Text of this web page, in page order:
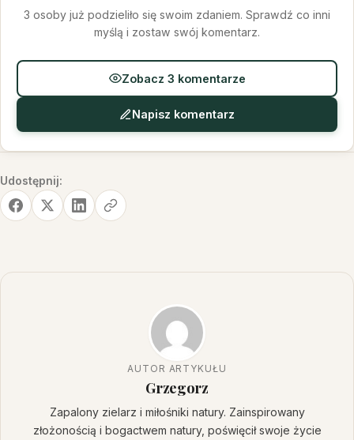
3 osoby już podzieliło się swoim zdaniem. Sprawdź co inni
myślą i zostaw swój komentarz.
Zobacz 3 komentarze
Napisz komentarz
Udostępnij:
AUTOR ARTYKUŁU
Grzegorz
Zapalony zielarz i miłośniki natury. Zainspirowany
złożonością i bogactwem natury, poświęcił swoje życie